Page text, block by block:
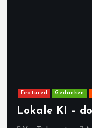
Featured Gedanken
Lokale KI –